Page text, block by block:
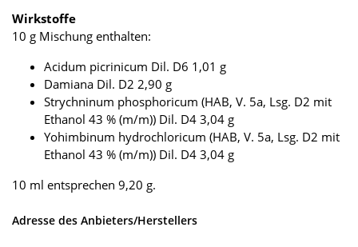
Wirkstoffe
10 g Mischung enthalten:
Acidum picrinicum Dil. D6 1,01 g
Damiana Dil. D2 2,90 g
Strychninum phosphoricum (HAB, V. 5a, Lsg. D2 mit
Ethanol 43 % (m/m)) Dil. D4 3,04 g
Yohimbinum hydrochloricum (HAB, V. 5a, Lsg. D2 mit
Ethanol 43 % (m/m)) Dil. D4 3,04 g
10 ml entsprechen 9,20 g.
Adresse des Anbieters/Herstellers